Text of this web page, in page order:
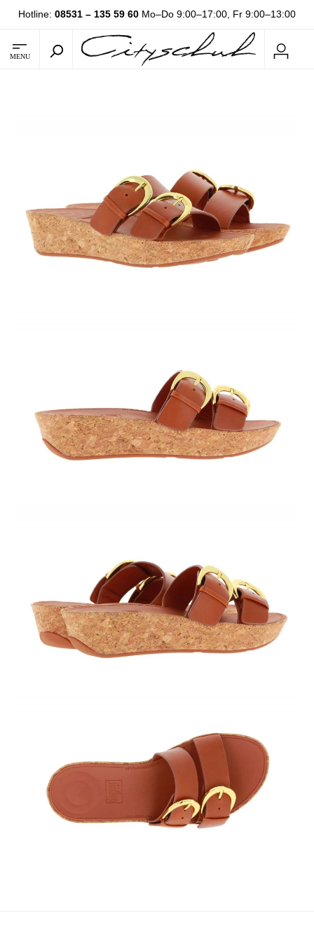
Hotline: 08531 – 135 59 60 Mo–Do 9:00–17:00, Fr 9:00–13:00
MENU